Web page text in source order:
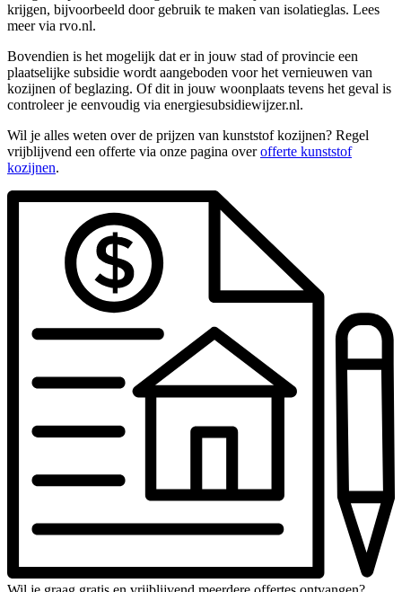
krijgen, bijvoorbeeld door gebruik te maken van isolatieglas. Lees
meer via rvo.nl.
Bovendien is het mogelijk dat er in jouw stad of provincie een
plaatselijke subsidie wordt aangeboden voor het vernieuwen van
kozijnen of beglazing. Of dit in jouw woonplaats tevens het geval is
controleer je eenvoudig via energiesubsidiewijzer.nl.
Wil je alles weten over de prijzen van kunststof kozijnen? Regel
vrijblijvend een offerte via onze pagina overofferte kunststof
kozijnen.